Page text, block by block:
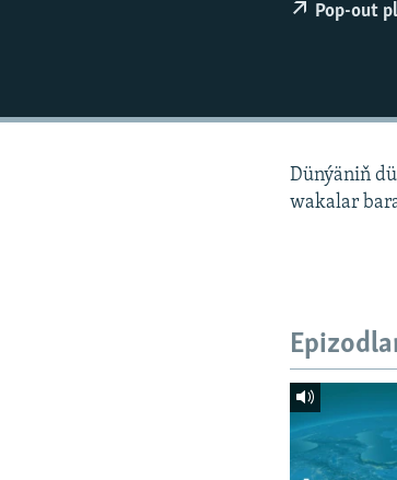
Pop-out
Dünýäniň
wakalar